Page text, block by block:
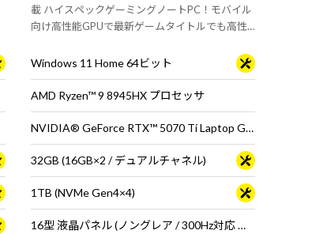
載 ハイスペックゲーミングノートPC！モバイル
向け高性能GPUで最新ゲームタイトルでも高性
Windows 11 Home 64ビット
AMD Ryzen™ 9 8945HX プロセッサ
NVIDIA® GeForce RTX™ 5070 Ti Laptop GPU
32GB (16GB×2 / デュアルチャネル)
1TB (NVMe Gen4×4)
16型 液晶パネル (ノングレア / 300Hz対応 ※MS Hybrid時は240Hzで駆動 / sRGB比100%対応)